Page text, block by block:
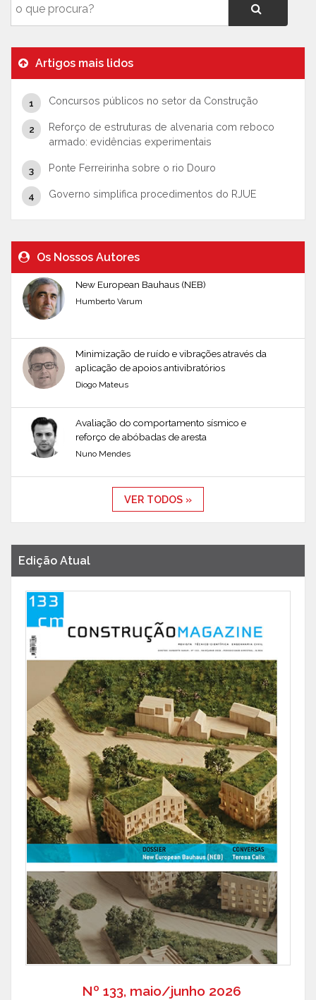
Artigos mais lidos
Concursos públicos no setor da Construção
Reforço de estruturas de alvenaria com reboco
armado: evidências experimentais
Ponte Ferreirinha sobre o rio Douro
Governo simplifica procedimentos do RJUE
Os Nossos Autores
New European Bauhaus (NEB)
Humberto Varum
Minimização de ruído e vibrações através da
aplicação de apoios antivibratórios
Diogo Mateus
Avaliação do comportamento sísmico e
reforço de abóbadas de aresta
Nuno Mendes
VER TODOS »
Edição Atual
Nº 133, maio/junho 2026